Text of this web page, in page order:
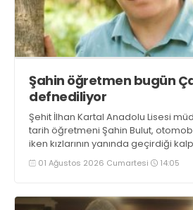
Şahin öğretmen bugün
defnediliyor
Şehit İlhan Kartal Anadolu Lisesi
tarih öğretmeni Şahin Bulut,
iken kızlarının yanında geçirdiği
tutunamadı. 2024’te de kalp krizi
yolculuğuna bugün ikindide
01 Ağustos 2026 Cumartesi 14:05